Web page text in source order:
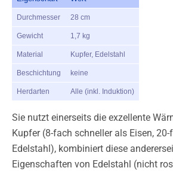
Durchmesser 28 cm
Gewicht 1,7 kg
Material Kupfer, Edelstahl
Beschichtung keine
Herdarten Alle (inkl. Induktion)
Sie nutzt einerseits die exzellente
Kupfer (8-fach schneller als Eisen,
Edelstahl), kombiniert diese
Eigenschaften von Edelstahl (nicht